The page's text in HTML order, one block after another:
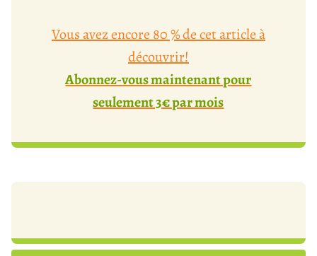
Vous avez encore 80 % de cet article à
découvrir!
Abonnez-vous maintenant pour
seulement 3€ par mois